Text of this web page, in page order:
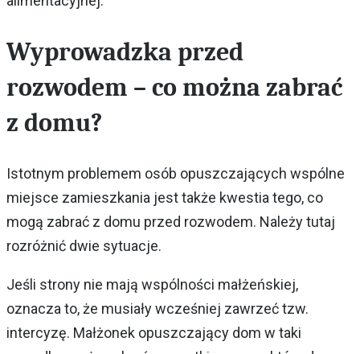
Wyprowadzka przed
rozwodem – co można zabrać
z domu?
Istotnym problemem osób opuszczających wspólne
miejsce zamieszkania jest także kwestia tego, co
mogą zabrać z domu przed rozwodem. Należy tutaj
rozróżnić dwie sytuacje.
Jeśli strony nie mają wspólności małżeńskiej,
oznacza to, że musiały wcześniej zawrzeć tzw.
intercyzę. Małżonek opuszczający dom w taki